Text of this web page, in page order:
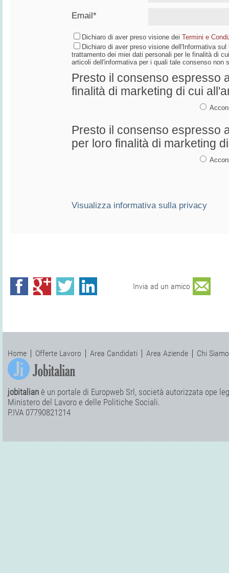
Email*
Dichiaro di aver preso visione dei Termini e
Dichiaro di aver preso visione dell'Informativa
trattamento dei miei dati personali per le finalità di
articoli dell'informativa per i quali tale consenso non
Presto il consenso espresso
finalità di marketing di cui
Presto il consenso espresso
per loro finalità di marketing
Visualizza informativa sulla privacy
Invia ad un amico
Home Offerte Lavoro Area Candidati Area Aziende Chi Siamo
jobitalian è un portale di Europweb Srl, società autorizzata ope
Ministero del Lavoro e delle Politiche Sociali.
P.IVA 07790821214